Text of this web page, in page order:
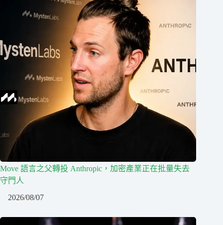
Move 語言之父轉投 Anthropic，加密產業正在批量失去
守門人
2026/08/07